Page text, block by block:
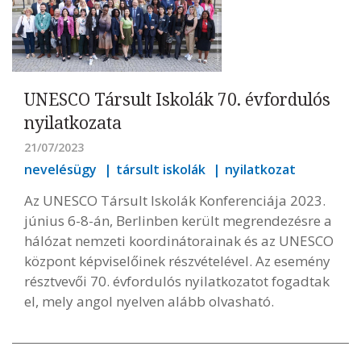
UNESCO Társult Iskolák 70. évfordulós
nyilatkozata
21/07/2023
nevelésügy társult iskolák nyilatkozat
Az UNESCO Társult Iskolák Konferenciája 2023.
június 6-8-án, Berlinben került megrendezésre a
hálózat nemzeti koordinátorainak és az UNESCO
központ képviselőinek részvételével. Az esemény
résztvevői 70. évfordulós nyilatkozatot fogadtak
el, mely angol nyelven alább olvasható.